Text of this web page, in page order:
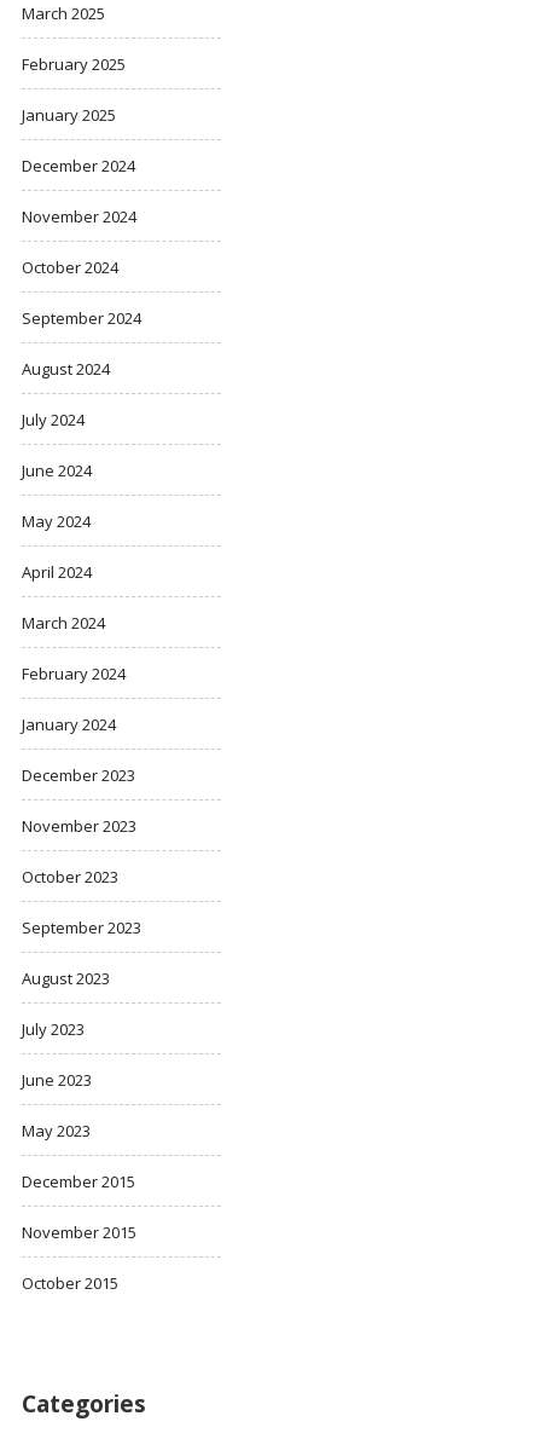
March 2025
February 2025
January 2025
December 2024
November 2024
October 2024
September 2024
August 2024
July 2024
June 2024
May 2024
April 2024
March 2024
February 2024
January 2024
December 2023
November 2023
October 2023
September 2023
August 2023
July 2023
June 2023
May 2023
December 2015
November 2015
October 2015
Categories